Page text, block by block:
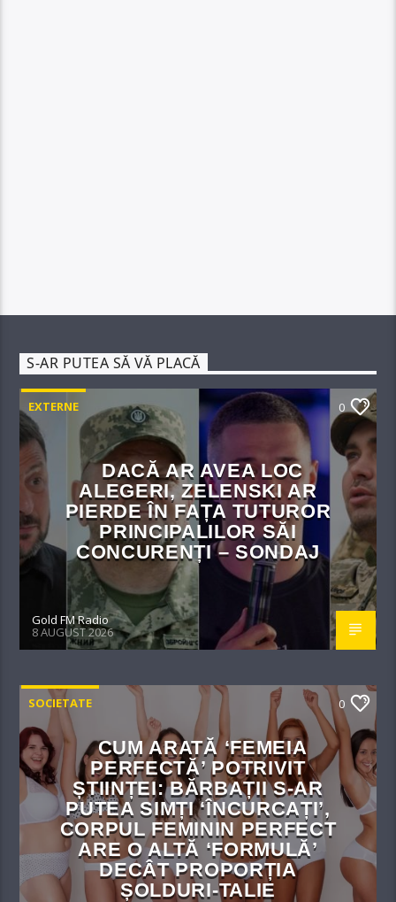
S-AR PUTEA SĂ VĂ PLACĂ
EXTERNE 0
DACĂ AR AVEA LOC
ALEGERI, ZELENSKI AR
PIERDE ÎN FAȚA TUTUROR
PRINCIPALILOR SĂI
CONCURENȚI – SONDAJ
Gold FM Radio
8 AUGUST 2026
SOCIETATE 0
CUM ARATĂ ‘FEMEIA
PERFECTĂ’ POTRIVIT
ȘTIINȚEI: BĂRBAȚII S-AR
PUTEA SIMȚI ‘ÎNCURCAȚI’,
CORPUL FEMININ PERFECT
ARE O ALTĂ ‘FORMULĂ’
DECÂT PROPORȚIA
ȘOLDURI-TALIE